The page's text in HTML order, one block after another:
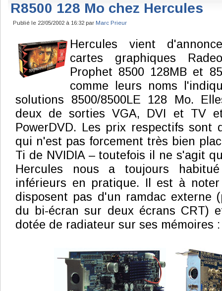
R8500 128 Mo chez Hercules
Publié le 22/05/2002 à 16:32 par Marc Prieur
Hercules vient
cartes graphiques
Prophet 8500 128MB et
comme leurs noms
solutions 8500/8500LE 128 Mo.
deux de sorties VGA, DVI et TV
PowerDVD. Les prix respectifs sont
qui n'est pas forcement très bien
Ti de NVIDIA – toutefois il ne s'agit
Hercules nous a toujours
inférieurs en pratique. Il est à
disposent pas d'un ramdac externe
du bi-écran sur deux écrans CRT)
dotée de radiateur sur ses mémoires :